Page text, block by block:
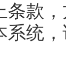
条款
系统